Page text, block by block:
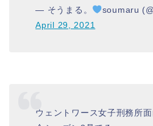
— そうまる。
soumaru
April 29, 2021
ウェントワース女子刑務所面